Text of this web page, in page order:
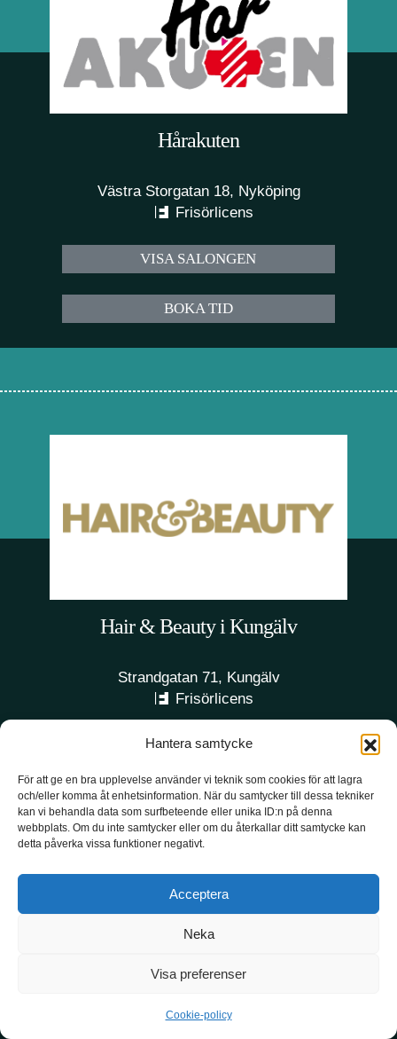
Hantera samtycke
För att ge en bra upplevelse använder vi teknik som cookies för att lagra
och/eller komma åt enhetsinformation. När du samtycker till dessa tekniker
kan vi behandla data som surfbeteende eller unika ID:n på denna
webbplats. Om du inte samtycker eller om du återkallar ditt samtycke kan
detta påverka vissa funktioner negativt.
Acceptera
Neka
Visa preferenser
Cookie-policy
Hårakuten
Västra Storgatan 18, Nyköping
Frisörlicens
VISA SALONGEN
BOKA TID
Hair & Beauty i Kungälv
Strandgatan 71, Kungälv
Frisörlicens
VISA SALONGEN
BOKA TID